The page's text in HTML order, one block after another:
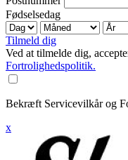
Fødselsedag
Tilmeld dig
Ved at tilmelde dig,
Fortrolighedspolitik.
Bekræft Servicevilkår og
x